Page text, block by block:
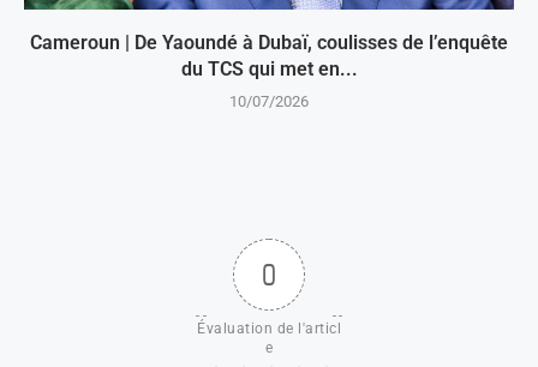
Cameroun | De Yaoundé à Dubaï, coulisses de l’enquête
du TCS qui met en...
10/07/2026
0
Évaluation de l'articl
e